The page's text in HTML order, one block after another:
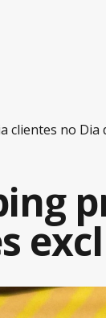
clientes no Dia